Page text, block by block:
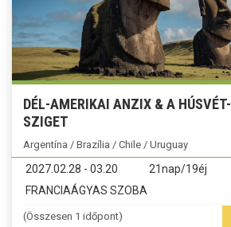
DÉL-AMERIKAI ANZIX & A HÚSVÉT-
SZIGET
Argentína / Brazília / Chile / Uruguay
2027.02.28 - 03.20
21nap/19éj
FRANCIAÁGYAS SZOBA
(Összesen 1 időpont)